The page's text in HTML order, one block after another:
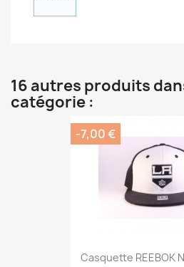
16 autres produits
catégorie :
Casquette REEBOK
-7,00 €